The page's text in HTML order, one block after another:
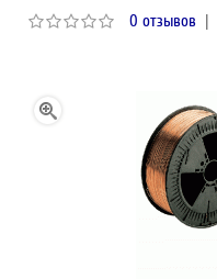
0 отзывов |